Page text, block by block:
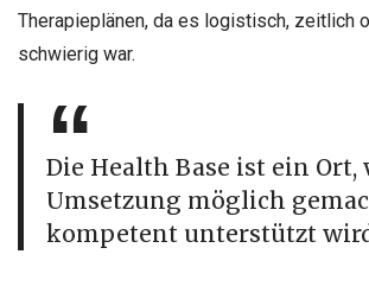
Therapieplänen, da es logistisch, zeitlich
schwierig war.
Die Health Base ist ein Ort,
Umsetzung möglich
kompetent unterstützt